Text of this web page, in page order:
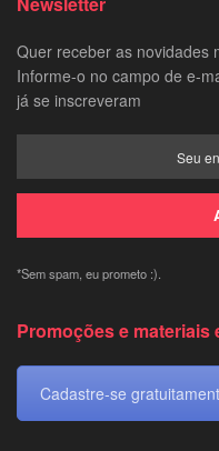
Quer receber as novidades
Informe-o no campo de e-
já se inscreveram
*Sem spam, eu prometo :).
Promoções e materiais
Cadastre-se